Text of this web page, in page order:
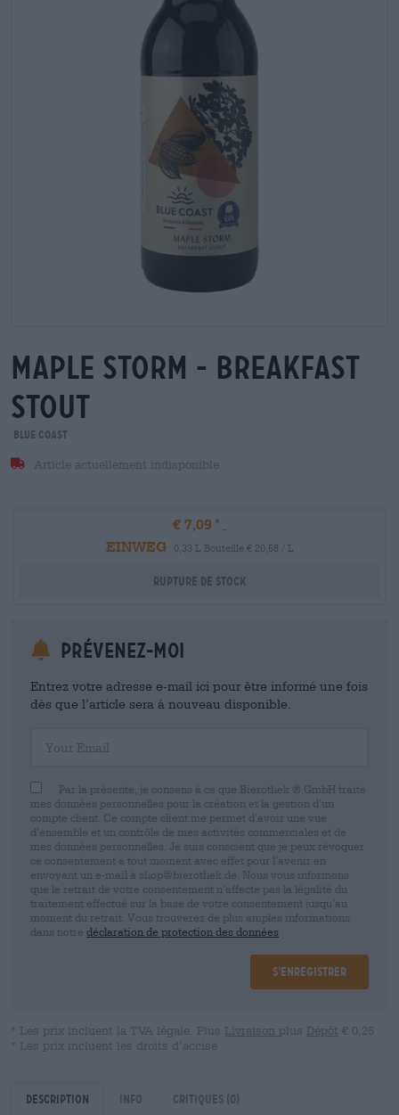
maple storm - breakfast
stout
Blue Coast
Article actuellement indisponible
€ 7,09
EINWEG
0,33 L Bouteille € 20,58 / L
Rupture de stock
Prévenez-moi
Entrez votre adresse e-mail ici pour être informé une fois
dès que l’article sera à nouveau disponible.
Par la présente, je consens à ce que Bierothek ® GmbH traite
mes données personnelles pour la création et la gestion d’un
compte client. Ce compte client me permet d’avoir une vue
d’ensemble et un contrôle de mes activités commerciales et de
mes données personnelles. Je suis conscient que je peux révoquer
ce consentement à tout moment avec effet pour l’avenir en
envoyant un e-mail à shop@bierothek.de. Nous vous informons
que le retrait de votre consentement n’affecte pas la légalité du
traitement effectué sur la base de votre consentement jusqu’au
moment du retrait. Vous trouverez de plus amples informations
dans notre déclaration de protection des données
S’enregistrer
* Les prix incluent la TVA légale. Plus Livraison plus Dépôt € 0,25
* Les prix incluent les droits d’accise
Description Info Critiques (0)